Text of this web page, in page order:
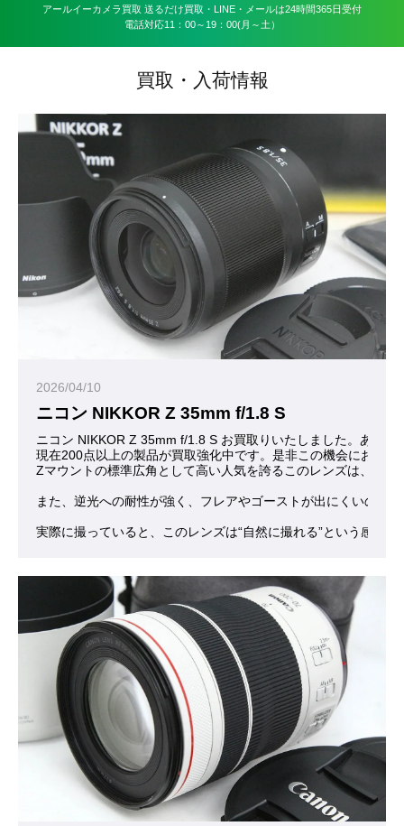
アールイーカメラ買取 送るだけ買取・LINE・メールは24時間365日受付
電話対応11：00～19：00(月～土）
買取・入荷情報
2026/04/10
ニコン NIKKOR Z 35mm f/1.8 S
ニコン NIKKOR Z 35mm f/1.8 S お買取りいたしました。ありが
現在200点以上の製品が買取強化中です。是非この機会にお問合
Zマウントの標準広角として高い人気を誇るこのレンズは、数
また、逆光への耐性が強く、フレアやゴーストが出にくいので
実際に撮っていると、このレンズは“自然に撮れる”という感覚